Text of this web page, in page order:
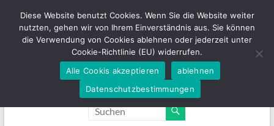
Zum
Inhalt
springen
Sanitätshaus
Knur
Tel. 02405 / 94990
Diese Website benutzt Cookies. Wenn Sie die Website weiter
nutzten, gehen wir von Ihrem Einverständnis aus. Sie können
die Verwendung von Cookies ablehnen oder jederzeit unter
Cookie-Richtlinie (EU) widerrufen.
Alle Cookis akzeptieren
ablehnen
Datenschutzbestimmungen